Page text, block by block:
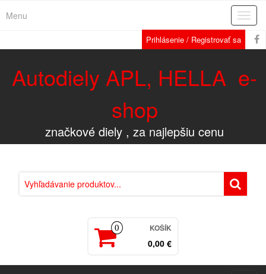
Menu
Prihlásenie / Registrovať sa
Autodiely APL, HELLA e-
shop
značkové diely , za najlepšiu cenu
0 KOŠÍK
0,00 €